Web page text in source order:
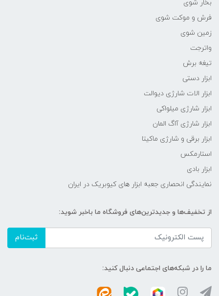
بخار شوی
فرش و موکت شوی
زمین شوی
واترجت
تیغه برش
ابزار دستی
ابزار الات شارژی دیوالت
ابزار شارژی میلواکی
ابزار شارژی آاگ المان
ابزار برقی و شارژی ماکیتا
استارمکس
ابزار بادی
نمایندگی انحصاری جعبه ابزار های کیوبریک در ایران
از تخفیف‌ها و جدیدترین‌های فروشگاه ما باخبر شوید:
ثبت‌نام
ما را در شبکه‌های اجتماعی دنبال کنید: